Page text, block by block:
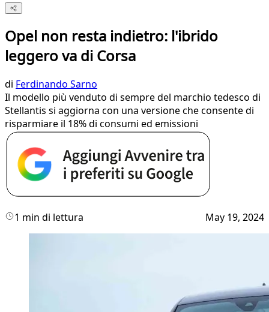
Opel non resta indietro: l'ibrido
leggero va di Corsa
di Ferdinando Sarno
Il modello più venduto di sempre del marchio tedesco di
Stellantis si aggiorna con una versione che consente di
risparmiare il 18% di consumi ed emissioni
1 min di lettura May 19, 2024